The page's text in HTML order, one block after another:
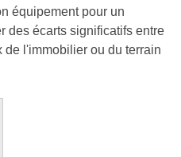
équipement pour un
des écarts significatifs entre
de l'immobilier ou du terrain